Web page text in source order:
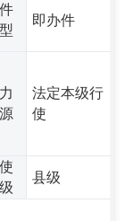
即办件
法定本级行
使
县级